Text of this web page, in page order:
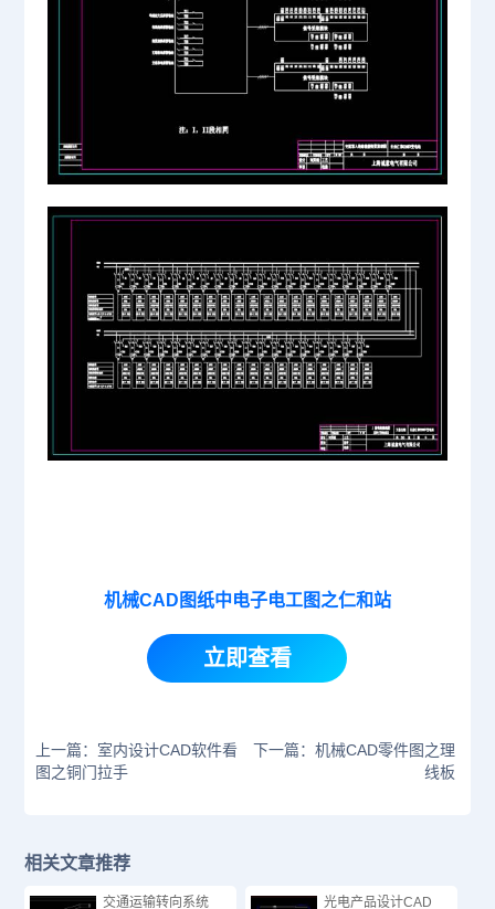
机械CAD图纸中电子电工图之仁和站
立即查看
上一篇：室内设计CAD软件看
图之铜门拉手
下一篇：机械CAD零件图之理
线板
相关文章推荐
交通运输转向系统 光电产品设计CAD